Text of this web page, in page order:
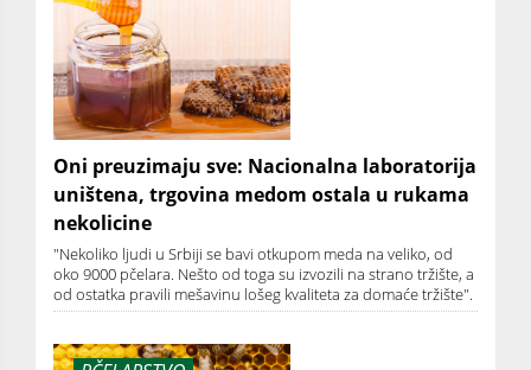
Oni preuzimaju sve: Nacionalna laboratorija
uništena, trgovina medom ostala u rukama
nekolicine
"Nekoliko ljudi u Srbiji se bavi otkupom meda na veliko, od
oko 9000 pčelara. Nešto od toga su izvozili na strano tržište, a
od ostatka pravili mešavinu lošeg kvaliteta za domaće tržište".